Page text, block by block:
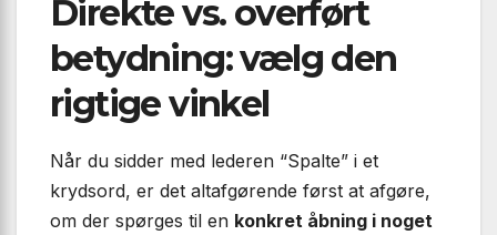
Direkte vs. overført
betydning: vælg den
rigtige vinkel
Når du sidder med lederen “Spalte” i et
krydsord, er det altafgørende først at afgøre,
om der spørges til en konkret åbning i noget